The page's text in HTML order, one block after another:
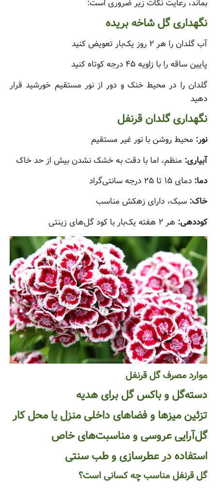
بماند، رعایت نکات زیر ضروری است:
نگهداری گل شاخه بریده
آب گلدان را هر ۲ روز یک‌بار تعویض کنید
پایین ساقه را با زاویه ۴۵ درجه کوتاه کنید
گلدان را در محیط خنک و دور از نور مستقیم خورشید قرار
دهید
نگهداری گلدان قرنفل
نور: محیط روشن با نور غیر مستقیم
آبیاری: منظم، اما با دقت به خشک نشدن بیش از حد خاک
دما: دمای ۱۵ تا ۲۵ درجه سانتی‌گراد
خاک: سبک، دارای زهکش مناسب
کوددهی: هر ۲ هفته یک‌بار با کود گل‌های زینتی
موارد مصرف گل قرنفل
دسته‌گل و باکس گل برای هدیه
تزئین میزها و فضاهای داخلی منزل یا محل کار
گل‌آرایی عروسی و مناسبت‌های خاص
استفاده در عطرسازی و طب سنتی
گل قرنفل مناسب چه کسانی است؟